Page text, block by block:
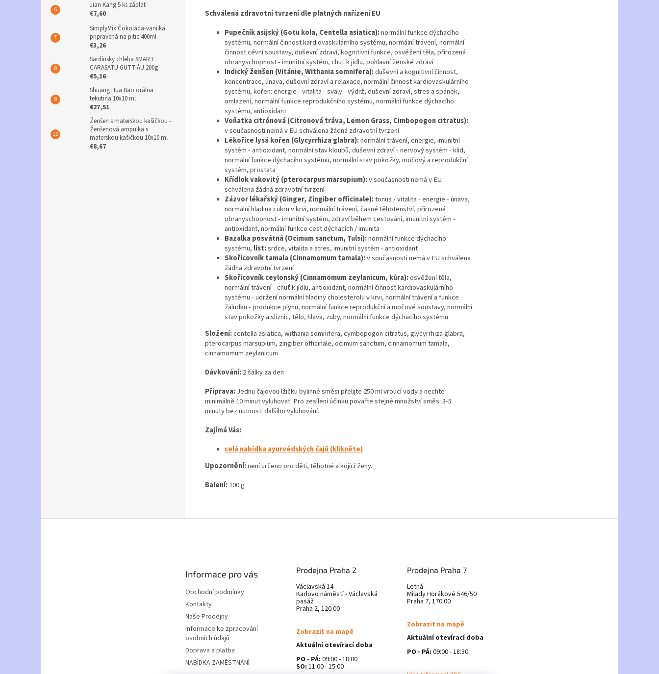
Jian Kang 5 ks záplat
€7,60
SimplyMix Čokoláda-vanilka
pripravená na pitie 400ml
€3,26
Sardínsky chleba SMART
CARASATU GUTTIÀU 200g
€5,16
Shuang Hua Bao orálna
tekutina 10x10 ml
€27,51
Ženšen s materskou kašičkou -
Ženšenová ampulka s
materskou kašičkou 10x10 ml
€8,67
Schválená zdravotní tvrzení dle platných nařízení EU
Pupečník asijský (Gotu kola, Centella asiatica):normální funkce dýchacího
systému, normální činnost kardiovaskulárního systému, normální trávení, normální
činnost cévní soustavy, duševní zdraví, kognitivní funkce, osvěžení těla, přirozená
obranyschopnost - imunitní systém, chuť k jídlu, pohlavní ženské zdraví
Indický ženšen (Vitánie, Withania somnifera):duševní a kognitivní činnost,
koncentrace, únava, duševní zdraví a relaxace, normální činnost kardiovaskulárního
systému, kořen: energie - vitalita - svaly - výdrž, duševní zdraví, stres a spánek,
omlazení, normální funkce reprodukčního systému, normální funkce dýchacího
systému, antioxidant
Voňatka citrónová (Citronová tráva, Lemon Grass, Cimbopogon citratus):
v současnosti nemá v EU schválena žádná zdravotní tvrzení
Lékořice lysá kořen (Glycyrrhiza glabra):normální trávení, energie, imunitní
systém - antioxidant, normální stav kloubů, duševní zdraví - nervový systém - klid,
normální funkce dýchacího systému, normální stav pokožky, močový a reprodukční
systém, prostata
Křídlok vakovitý (pterocarpus marsupium):v současnosti nemá v EU
schválena žádná zdravotní tvrzení
Zázvor lékařský (Ginger, Zingiber officinale):tonus / vitalita - energie - únava,
normální hladina cukru v krvi, normální trávení, časné těhotenství, přirozená
obranyschopnost - imunitní systém, zdraví během cestování, imunitní systém -
antioxidant, normální funkce cest dýchacích / imunita
Bazalka posvátná (Ocimum sanctum, Tulsi):normální funkce dýchacího
systému, list:srdce, vitalita a stres, imunitní systém - antioxidant
Skořicovník tamala (Cinnamomum tamala):v současnosti nemá v EU schválena
žádná zdravotní tvrzení
Skořicovník ceylonský (Cinnamomum zeylanicum, kůra):osvěžení těla,
normální trávení - chuť k jídlu, antioxidant, normální činnost kardiovaskulárního
systému - udržení normální hladiny cholesterolu v krvi, normální trávení a funkce
žaludku - produkce plynu, normální funkce reprodukční a močové soustavy, normální
stav pokožky a sliznic, tělo, hlava, zuby, normální funkce dýchacího systému
Složení:centella asiatica, withania somnifera, cymbopogon citratus, glycyrrhiza glabra,
pterocarpus marsupium, zingiber officinale, ocimum sanctum, cinnamomum tamala,
cinnamomum zeylanicum
Dávkování:2 šálky za den
Příprava:Jednu čajovou lžičku bylinné směsi přelijte 250 ml vroucí vody a nechte
minimálně 10 minut vyluhovat. Pro zesílení účinku povařte stejné množství směsi 3-5
minuty bez nutnosti dalšího vyluhování.
Zajímá Vás:
celá nabídka ayurvédských čajů (klikněte)
Upozornění:není určeno pro děti, těhotné a kojící ženy.
Balení:100 g
Informace pro vás
Obchodní podmínky
Kontakty
Naše Prodejny
Informace ke zpracování
osobních údajů
Doprava a platba
NABÍDKA ZAMĚSTNÁNÍ
Prodejna Praha 2
Václavská 14
Karlovo náměstí - Václavská
pasáž
Praha 2, 120 00
Zobrazit na mapě
Aktuální otevírací doba
PO - PÁ: 09:00 - 18:00
SO: 11:00 - 15:00
Prodejna Praha 7
Letná
Milady Horákové 546/50
Praha 7, 170 00
Zobrazit na mapě
Aktuální otevírací doba
PO - PÁ: 09:00 - 18:30